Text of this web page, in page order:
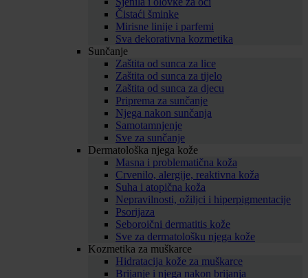
Čistaći šminke
Mirisne linije i parfemi
Sva dekorativna kozmetika
Sunčanje
Zaštita od sunca za lice
Zaštita od sunca za tijelo
Zaštita od sunca za djecu
Priprema za sunčanje
Njega nakon sunčanja
Samotamnjenje
Sve za sunčanje
Dermatološka njega kože
Masna i problematična koža
Crvenilo, alergije, reaktivna koža
Suha i atopična koža
Nepravilnosti, ožiljci i hiperpigmentacije
Psorijaza
Seboroični dermatitis kože
Sve za dermatološku njega kože
Kozmetika za muškarce
Hidratacija kože za muškarce
Brijanje i njega nakon brijanja